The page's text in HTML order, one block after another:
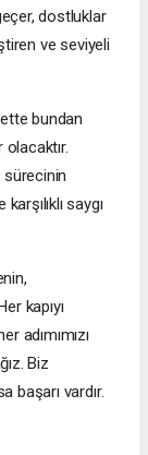
dostluklar
ve seviyeli
bundan
olacaktır.
sürecinin
saygı
kapıyı
adımımızı
Biz
başarı vardır.